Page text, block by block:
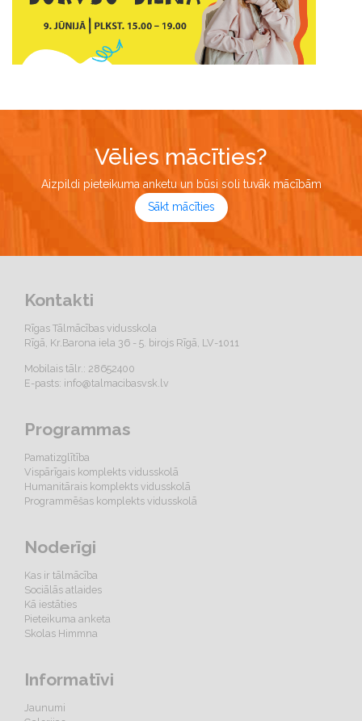
Vēlies mācīties?
Aizpildi pieteikuma anketu un būsi soli tuvāk mācībām
Sākt mācīties
Kontakti
Rīgas Tālmācības vidusskola
Rīgā, Kr.Barona iela 36 - 5. birojs Rīgā, LV-1011
Mobilais tālr.: 28652400
E-pasts: info@talmacibasvsk.lv
Programmas
Pamatizglītība
Vispārīgais komplekts vidusskolā
Humanitārais komplekts vidusskolā
Programmēšas komplekts vidusskolā
Noderīgi
Kas ir tālmācība
Sociālās atlaides
Kā iestāties
Pieteikuma anketa
Skolas Himmna
Informatīvi
Jaunumi